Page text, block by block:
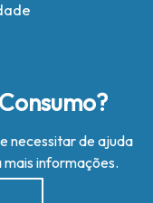
necessitar de ajuda
informações.